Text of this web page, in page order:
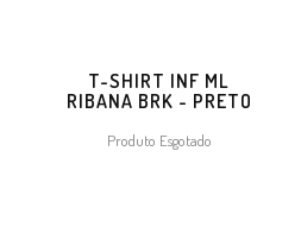
T-SHIRT INF ML
RIBANA BRK - PRETO
Produto Esgotado